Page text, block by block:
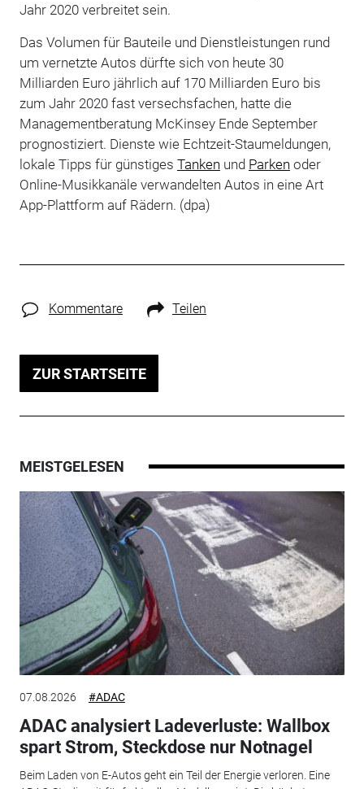
Jahr 2020 verbreitet sein.
Das Volumen für Bauteile und Dienstleistungen rund
um vernetzte Autos dürfte sich von heute 30
Milliarden Euro jährlich auf 170 Milliarden Euro bis
zum Jahr 2020 fast versechsfachen, hatte die
Managementberatung McKinsey Ende September
prognostiziert. Dienste wie Echtzeit-Staumeldungen,
lokale Tipps für günstiges Tanken und Parken oder
Online-Musikkanäle verwandelten Autos in eine Art
App-Plattform auf Rädern. (dpa)
Kommentare Teilen
ZUR STARTSEITE
MEISTGELESEN
07.08.2026 #ADAC
ADAC analysiert Ladeverluste: Wallbox
spart Strom, Steckdose nur Notnagel
Beim Laden von E-Autos geht ein Teil der Energie verloren. Eine